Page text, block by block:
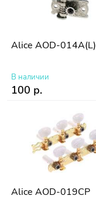
Alice AOD-014A(L)
В наличии
100 р.
Alice AOD-019CP